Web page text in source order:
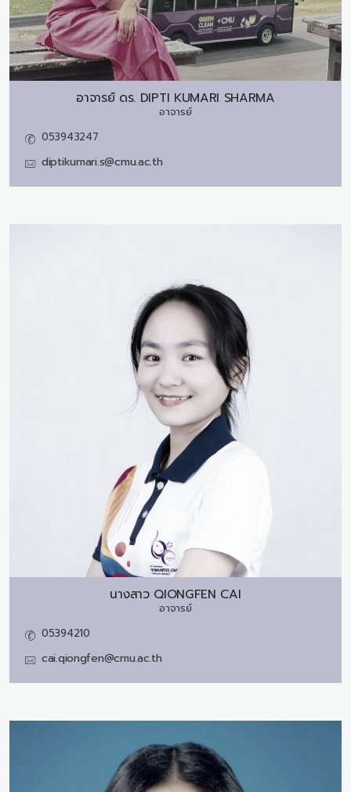
อาจารย์ ดร. DIPTI KUMARI SHARMA
อาจารย์
053943247
diptikumari.s@cmu.ac.th
นางสาว QIONGFEN CAI
อาจารย์
05394210
cai.qiongfen@cmu.ac.th